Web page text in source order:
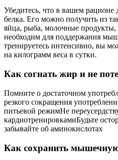
Убедитесь, что в вашем рационе
белка. Его можно получить из
яйца, рыба, молочные
необходим для поддержания
тренируетесь интенсивно, вы
на килограмм веса в сутки.
Как согнать жир и не
Помните о достаточном
резкого сокращения
питьевой режимНе
кардиотренировкамиБудьте
забывайте об аминокислотах
Как сохранить